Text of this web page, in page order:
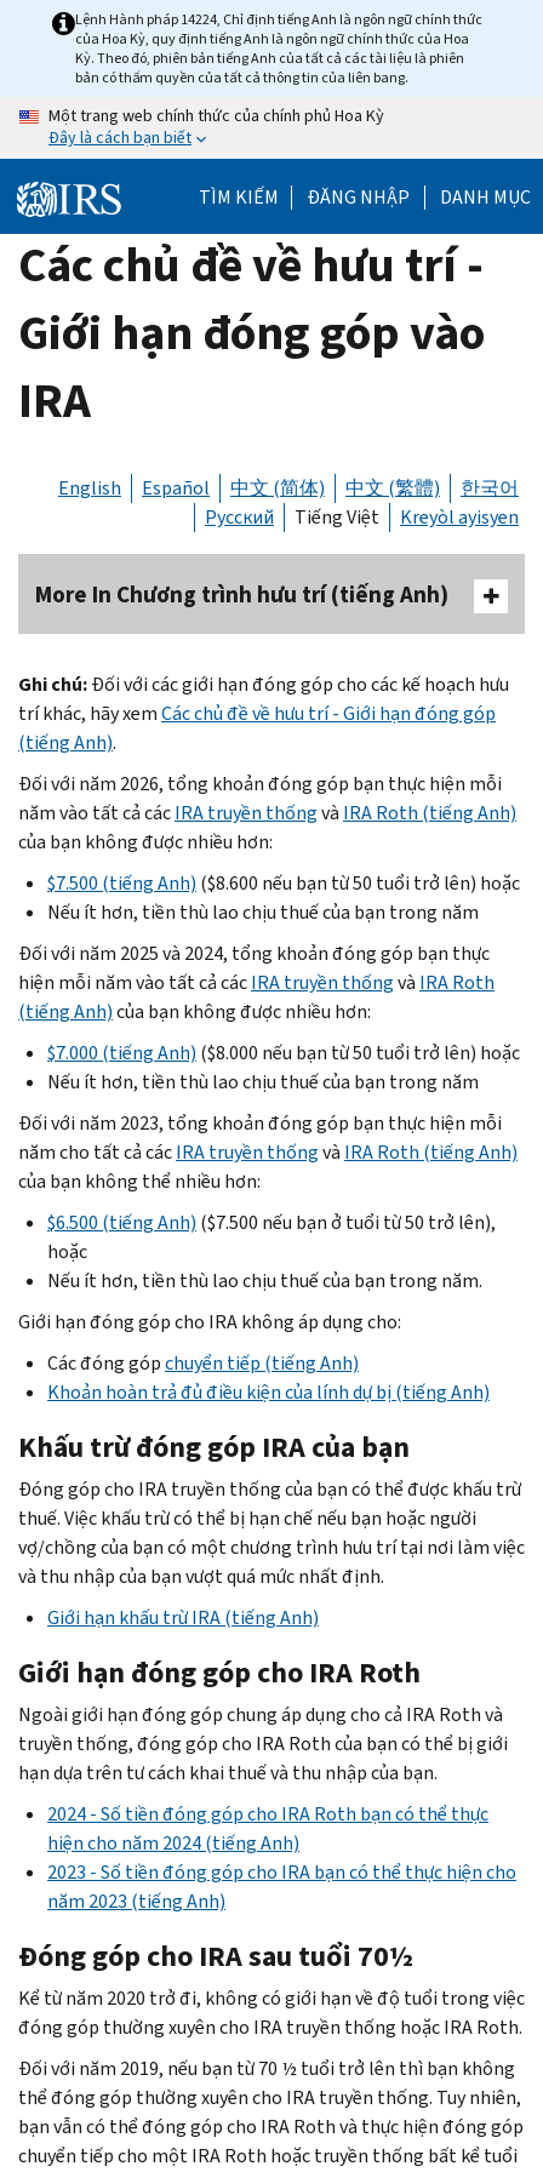
Lệnh Hành pháp 14224, Chỉ định tiếng Anh là ngôn ngữ chính thức
của Hoa Kỳ, quy định tiếng Anh là ngôn ngữ chính thức của Hoa
Kỳ. Theo đó, phiên bản tiếng Anh của tất cả các tài liệu là phiên
bản có thẩm quyền của tất cả thông tin của liên bang.
Một trang web chính thức của chính phủ Hoa Kỳ
Đây là cách bạn biết
TÌM KIẾM ĐĂNG NHẬP DANH MỤC
Các chủ đề về hưu trí -
Giới hạn đóng góp vào
IRA
English Español 中文 (简体) 中文 (繁體)
한국어
Русский
Tiếng Việt Kreyòl ayisyen
More In Chương trình hưu trí (tiếng Anh)
Ghi chú:Đối với các giới hạn đóng góp cho các kế hoạch hưu
trí khác, hãy xemCác chủ đề về hưu trí - Giới hạn đóng góp
(tiếng Anh).
Đối với năm 2026, tổng khoản đóng góp bạn thực hiện mỗi
năm vào tất cả cácIRA truyền thốngvà IRARoth (tiếng Anh)
của bạn không được nhiều hơn:
$7.500 (tiếng Anh) ($8.600 nếu bạn từ 50 tuổi trở lên) hoặc
Nếu ít hơn, tiền thù lao chịu thuế của bạn trong năm
Đối với năm 2025 và 2024, tổng khoản đóng góp bạn thực
hiện mỗi năm vào tất cả cácIRA truyền thốngvà IRARoth
(tiếng Anh)của bạn không được nhiều hơn:
$7.000 (tiếng Anh) ($8.000 nếu bạn từ 50 tuổi trở lên) hoặc
Nếu ít hơn, tiền thù lao chịu thuế của bạn trong năm
Đối với năm 2023, tổng khoản đóng góp bạn thực hiện mỗi
năm cho tất cả cácIRA truyền thốngvà IRARoth (tiếng Anh)
của bạn không thể nhiều hơn:
$6.500 (tiếng Anh) ($7.500 nếu bạn ở tuổi từ 50 trở lên),
hoặc
Nếu ít hơn, tiền thù lao chịu thuế của bạn trong năm.
Giới hạn đóng góp cho IRA không áp dụng cho:
Các đóng gópchuyển tiếp (tiếng Anh)
Khoản hoàn trả đủ điều kiện của lính dự bị (tiếng Anh)
Khấu trừ đóng góp IRA của bạn
Đóng góp cho IRA truyền thống của bạn có thể được khấu trừ
thuế. Việc khấu trừ có thể bị hạn chế nếu bạn hoặc người
vợ/chồng của bạn có một chương trình hưu trí tại nơi làm việc
và thu nhập của bạn vượt quá mức nhất định.
Giới hạn khấu trừ IRA (tiếng Anh)
Giới hạn đóng góp cho IRA Roth
Ngoài giới hạn đóng góp chung áp dụng cho cả IRARothvà
truyền thống, đóng góp cho IRARothcủa bạn có thể bị giới
hạn dựa trên tư cách khai thuế và thu nhập của bạn.
2024 - Số tiền đóng góp cho IRARoth bạn có thể thực
hiện cho năm 2024 (tiếng Anh)
2023 - Số tiền đóng góp cho IRA bạn có thể thực hiện cho
năm 2023 (tiếng Anh)
Đóng góp cho IRA sau tuổi 70½
Kể từ năm 2020 trở đi, không có giới hạn về độ tuổi trong việc
đóng góp thường xuyên cho IRA truyền thống hoặc IRARoth.
Đối với năm 2019, nếu bạn từ 70 ½ tuổi trở lên thì bạn không
thể đóng góp thường xuyên cho IRA truyền thống. Tuy nhiên,
bạn vẫn có thể đóng góp cho IRARothvà thực hiện đóng góp
chuyển tiếp cho một IRARoth hoặc truyền thống bất kể tuổi